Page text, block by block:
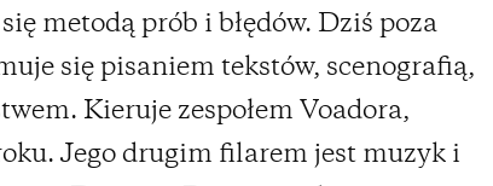
metodą prób i błędów. Dziś poza
się pisaniem tekstów, scenografią,
Kieruje zespołem Voadora,
Jego drugim filarem jest muzyk i